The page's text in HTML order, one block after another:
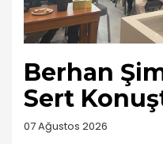
Berhan
Sert
07 Ağustos 2026